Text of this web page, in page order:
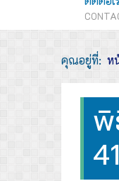
คุณอยู่ที่: ห